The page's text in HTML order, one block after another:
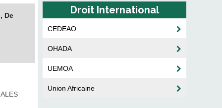
De Droit International
CEDEAO
OHADA
UEMOA
Union Africaine